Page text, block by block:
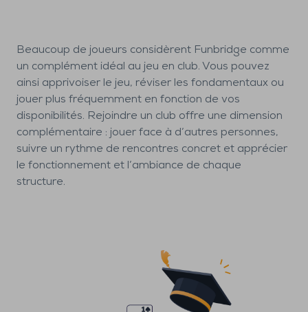
Beaucoup de joueurs considèrent Funbridge comme
un complément idéal au jeu en club. Vous pouvez
ainsi apprivoiser le jeu, réviser les fondamentaux ou
jouer plus fréquemment en fonction de vos
disponibilités. Rejoindre un club offre une dimension
complémentaire : jouer face à d’autres personnes,
suivre un rythme de rencontres concret et apprécier
le fonctionnement et l’ambiance de chaque
structure.